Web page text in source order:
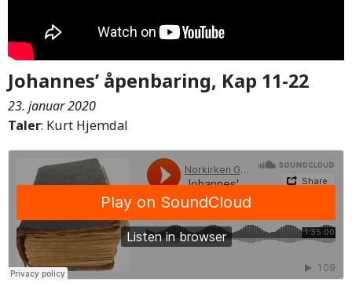
Johannes’ åpenbaring, Kap 11-22
23. januar 2020
Taler: Kurt Hjemdal